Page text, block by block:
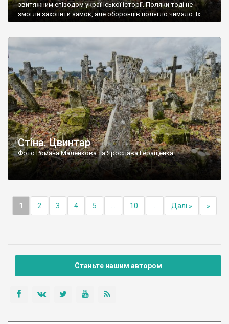
звитяжним епізодом української історії. Поляки тоді не
змогли захопити замок, але оборонців полягло чимало. Їх
поховали на цвинтарі, який тоді називався Замковим. Нині на
ньому чимало хрестів 19 століття, є такі, де епітафії стер […]
Стіна. Цвинтар
Фото Романа Маленкова та Ярослава Геращенка
1 2 3 4 5 10 Далі » »
Станьте нашим автором